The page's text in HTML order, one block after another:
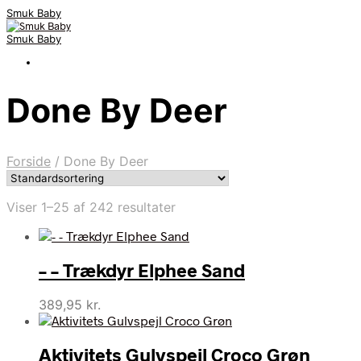
Smuk Baby
Smuk Baby
Done By Deer
Forside / Done By Deer
Viser 1–25 af 242 resultater
– – Trækdyr Elphee Sand
389,95 kr.
Aktivitets Gulvspejl Croco Grøn